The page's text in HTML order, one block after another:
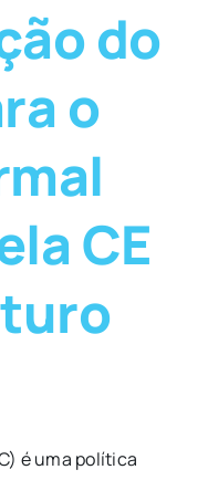
do
o
CE
é uma política